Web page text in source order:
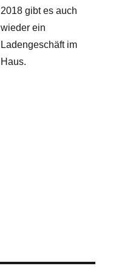
2018 gibt es auch
wieder ein
Ladengeschäft im
Haus.